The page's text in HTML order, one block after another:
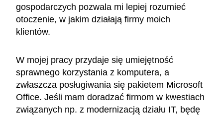
gospodarczych pozwala mi lepiej rozumieć
otoczenie, w jakim działają firmy moich
klientów.
W mojej pracy przydaje się umiejętność
sprawnego korzystania z komputera, a
zwłaszcza posługiwania się pakietem Microsoft
Office. Jeśli mam doradzać firmom w kwestiach
związanych np. z modernizacją działu IT, będę